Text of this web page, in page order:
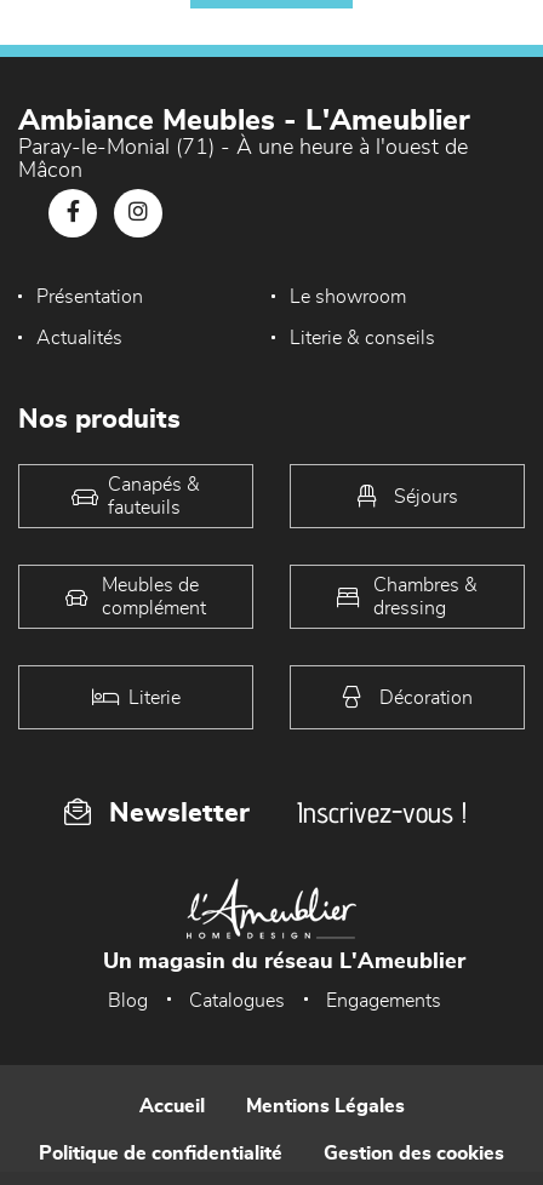
Ambiance Meubles - L'Ameublier
Paray-le-Monial (71) - À une heure à l'ouest de
Mâcon
Présentation Le showroom
Actualités Literie & conseils
Nos produits
Canapés &
fauteuils
Séjours
Meubles de
complément
Chambres &
dressing
Literie Décoration
Newsletter Inscrivez-vous !
Un magasin du réseau L'Ameublier
Blog Catalogues Engagements
Accueil Mentions Légales
Politique de confidentialité Gestion des cookies